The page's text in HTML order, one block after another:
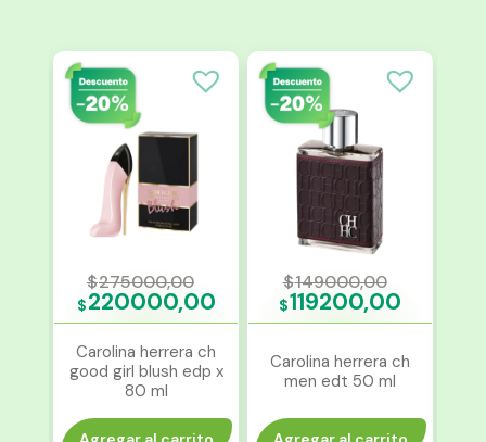
$275000,00
$220000,00
Carolina herrera ch
good girl blush edp x
80 ml
$149000,00
$119200,00
Carolina herrera ch
men edt 50 ml